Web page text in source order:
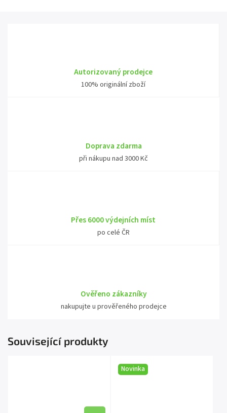
Autorizovaný prodejce
100% originální zboží
Doprava zdarma
při nákupu nad 3000 Kč
Přes 6000 výdejních míst
po celé ČR
Ověřeno zákazníky
nakupujte u prověřeného prodejce
Související produkty
Novinka